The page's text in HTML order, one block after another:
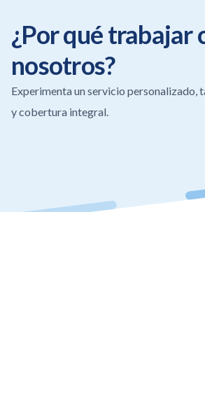
¿Por qué trabajar
nosotros?
Experimenta un servicio personalizado,
y cobertura integral.